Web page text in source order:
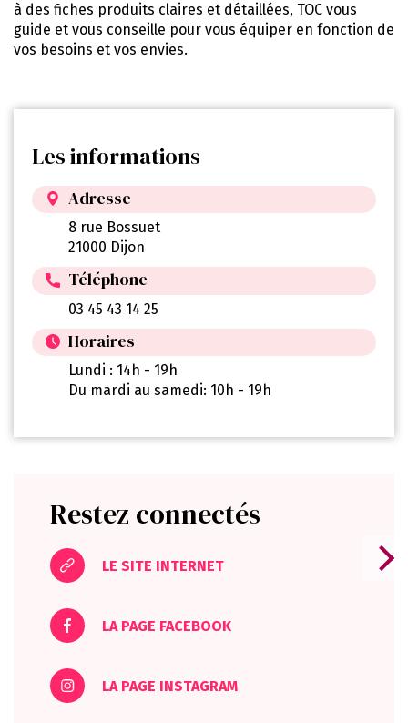
à des fiches produits claires et détaillées, TOC vous
guide et vous conseille pour vous équiper en fonction de
vos besoins et vos envies.
Les informations
Adresse
8 rue Bossuet
21000 Dijon
Téléphone
03 45 43 14 25
Horaires
Lundi : 14h - 19h
Du mardi au samedi: 10h - 19h
Restez connectés
LE SITE INTERNET
LA PAGE FACEBOOK
LA PAGE INSTAGRAM